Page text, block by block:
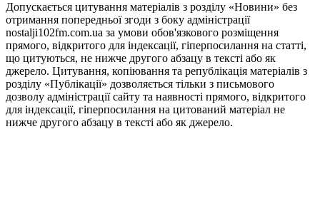
Допускається цитування матеріалів з розділу «Новини» без
отримання попередньої згоди з боку адміністрації
nostalji102fm.com.ua за умови обов'язкового розміщення
прямого, відкритого для індексації, гіперпосилання на статті,
що цитуються, не нижче другого абзацу в тексті або як
джерело. Цитування, копіювання та републікація матеріалів з
розділу «Публікації» дозволяється тільки з письмового
дозволу адміністрації сайту та наявності прямого, відкритого
для індексації, гіперпосилання на цитований матеріал не
нижче другого абзацу в тексті або як джерело.